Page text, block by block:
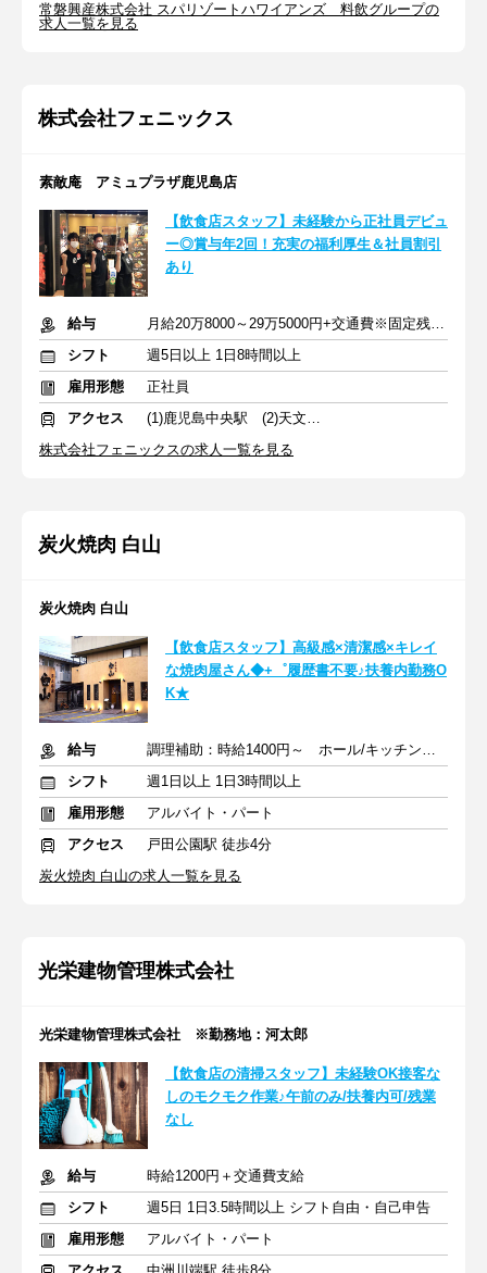
常磐興産株式会社 スパリゾートハワイアンズ 料飲グループの
求人一覧を見る
株式会社フェニックス
素敵庵 アミュプラザ鹿児島店
【飲食店スタッフ】未経験から正社員デビュ
ー◎賞与年2回！充実の福利厚生＆社員割引
あり
給与
月給20万8000～29万5000円+交通費※固定残業代を含む
シフト
週5日以上 1日8時間以上
雇用形態
正社員
アクセス
(1)鹿児島中央駅 (2)天文館通駅
株式会社フェニックスの求人一覧を見る
炭火焼肉 白山
炭火焼肉 白山
【飲食店スタッフ】高級感×清潔感×キレイ
な焼肉屋さん◆+゜履歴書不要♪扶養内勤務O
K★
給与
調理補助：時給1400円～ ホール/キッチン：時給1150円～
シフト
週1日以上 1日3時間以上
雇用形態
アルバイト・パート
アクセス
戸田公園駅 徒歩4分
炭火焼肉 白山の求人一覧を見る
光栄建物管理株式会社
光栄建物管理株式会社 ※勤務地：河太郎
【飲食店の清掃スタッフ】未経験OK接客な
しのモクモク作業♪午前のみ/扶養内可/残業
なし
給与
時給1200円＋交通費支給
シフト
週5日 1日3.5時間以上 シフト自由・自己申告
雇用形態
アルバイト・パート